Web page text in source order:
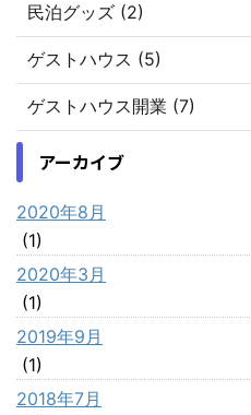
民泊グッズ (2)
ゲストハウス (5)
ゲストハウス開業 (7)
アーカイブ
2020年8月
(1)
2020年3月
(1)
2019年9月
(1)
2018年7月